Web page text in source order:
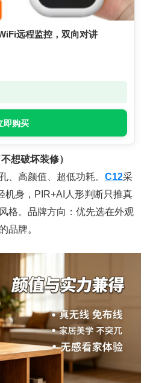
远程监控，双向对讲
即购买
想破坏装修）
、高颜值、超低功耗。 C12采
机身，PIR+AI人形判断只推真
格。品牌方向：优先选在外观
品牌。